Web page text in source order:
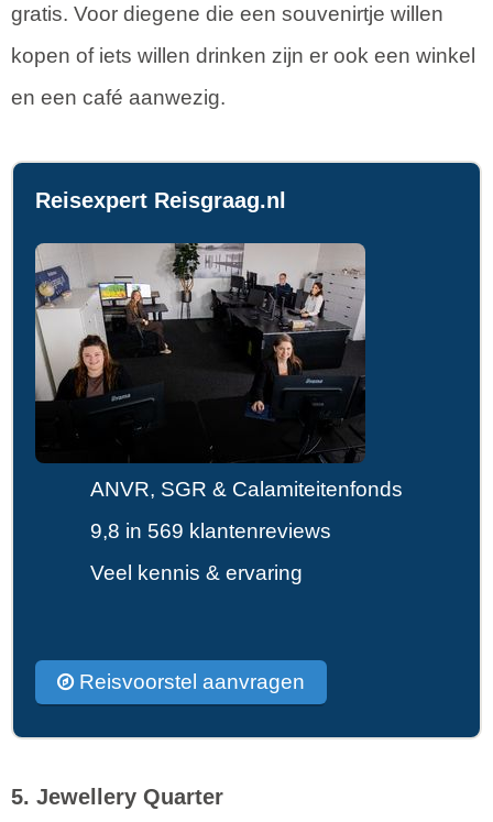
gratis. Voor diegene die een souvenirtje willen
kopen of iets willen drinken zijn er ook een winkel
en een café aanwezig.
Reisexpert Reisgraag.nl
ANVR, SGR & Calamiteitenfonds
9,8 in 569 klantenreviews
Veel kennis & ervaring
Reisvoorstel aanvragen
5. Jewellery Quarter